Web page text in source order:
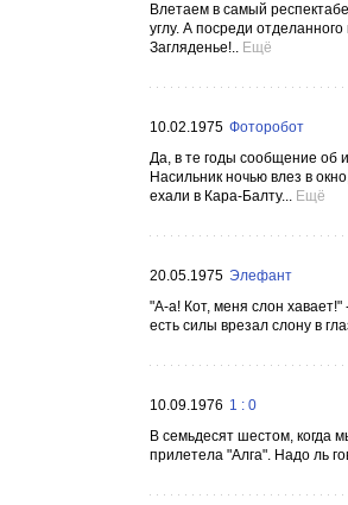
Влетаем в самый
углу. А посреди
Загляденье!.. Ещё
10.02.1975 Фоторобот
Да, в те годы сообщение об
Насильник ночью влез в
ехали в Кара-Балту... Ещё
20.05.1975 Элефант
"А-а! Кот, меня слон
есть силы врезал слону в
10.09.1976 1 : 0
В семьдесят шестом, когда
прилетела "Алга". Надо ль